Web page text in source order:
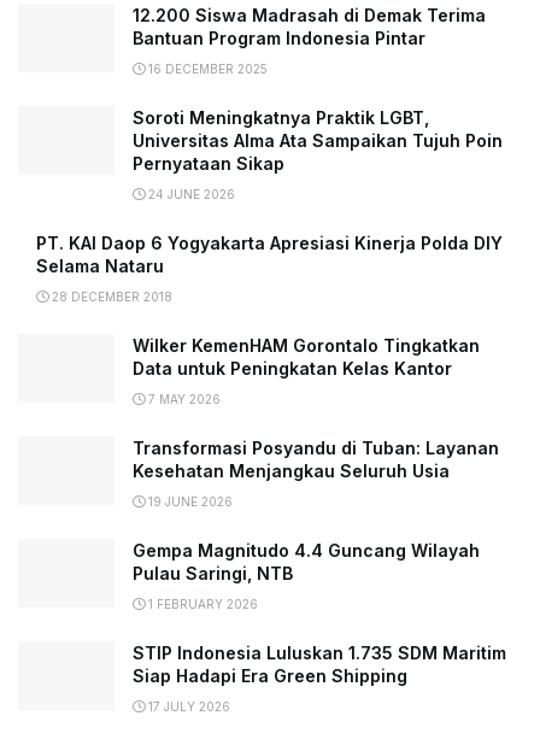
12.200 Siswa Madrasah di Demak Terima
Bantuan Program Indonesia Pintar
16 DECEMBER 2025
Soroti Meningkatnya Praktik LGBT,
Universitas Alma Ata Sampaikan Tujuh Poin
Pernyataan Sikap
24 JUNE 2026
PT. KAI Daop 6 Yogyakarta Apresiasi Kinerja Polda DIY
Selama Nataru
28 DECEMBER 2018
Wilker KemenHAM Gorontalo Tingkatkan
Data untuk Peningkatan Kelas Kantor
7 MAY 2026
Transformasi Posyandu di Tuban: Layanan
Kesehatan Menjangkau Seluruh Usia
19 JUNE 2026
Gempa Magnitudo 4.4 Guncang Wilayah
Pulau Saringi, NTB
1 FEBRUARY 2026
STIP Indonesia Luluskan 1.735 SDM Maritim
Siap Hadapi Era Green Shipping
17 JULY 2026